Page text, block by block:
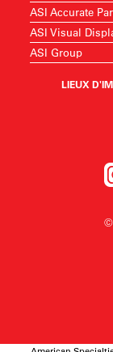
ASI Accurate
ASI Visual
ASI Group
LIEUX